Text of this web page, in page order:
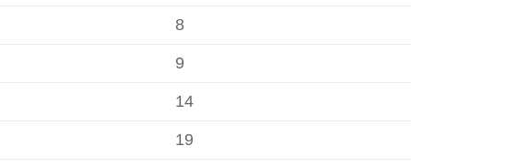
8
9
14
19